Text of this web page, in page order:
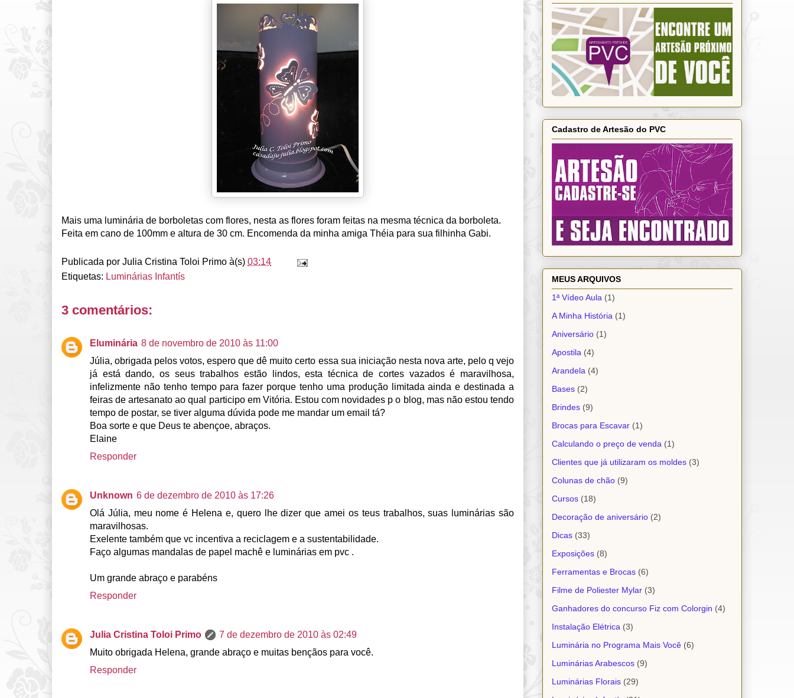
Mais uma luminária de borboletas com flores, nesta as flores foram feitas na mesma técnica da borboleta.
Feita em cano de 100mm e altura de 30 cm. Encomenda da minha amiga Théia para sua filhinha Gabi.
Publicada por Julia Cristina Toloi Primo à(s) 03:14
Etiquetas: Luminárias Infantís
3 comentários:
Eluminária 8 de novembro de 2010 às 11:00
Júlia, obrigada pelos votos, espero que dê muito certo essa sua iniciação nesta nova arte, pelo q vejo
já está dando, os seus trabalhos estão lindos, esta técnica de cortes vazados é maravilhosa,
infelizmente não tenho tempo para fazer porque tenho uma produção limitada ainda e destinada a
feiras de artesanato ao qual participo em Vitória. Estou com novidades p o blog, mas não estou tendo
tempo de postar, se tiver alguma dúvida pode me mandar um email tá?
Boa sorte e que Deus te abençoe, abraços.
Elaine
Responder
Unknown 6 de dezembro de 2010 às 17:26
Olá Júlia, meu nome é Helena e, quero lhe dizer que amei os teus trabalhos, suas luminárias são
maravilhosas.
Exelente também que vc incentiva a reciclagem e a sustentabilidade.
Faço algumas mandalas de papel machê e luminárias em pvc .
Um grande abraço e parabéns
Responder
Julia Cristina Toloi Primo
7 de dezembro de 2010 às 02:49
Muito obrigada Helena, grande abraço e muitas bençãos para você.
Responder
Cadastro de Artesão do PVC
MEUS ARQUIVOS
1ª Vídeo Aula (1)
A Minha História (1)
Aniversário (1)
Apostila (4)
Arandela (4)
Bases (2)
Brindes (9)
Brocas para Escavar (1)
Calculando o preço de venda (1)
Clientes que já utilizaram os moldes (3)
Colunas de chão (9)
Cursos (18)
Decoração de aniversário (2)
Dicas (33)
Exposições (8)
Ferramentas e Brocas (6)
Filme de Poliester Mylar (3)
Ganhadores do concurso Fiz com Colorgin (4)
Instalação Elétrica (3)
Luminária no Programa Mais Você (6)
Luminárias Arabescos (9)
Luminárias Florais (29)